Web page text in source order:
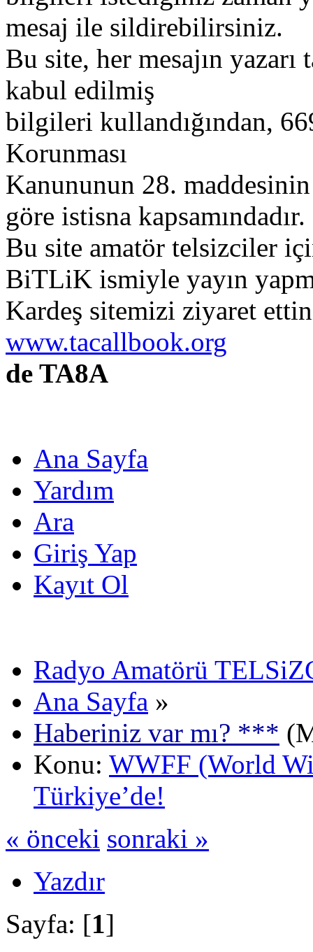
mesaj ile sildirebilirsiniz.
Bu site, her mesajın
kabul edilmiş
bilgileri kullandığından,
Korunması
Kanununun 28. maddesinin
göre istisna kapsamındadır.
Bu site amatör telsizciler
BiTLiK ismiyle yayın
Kardeş sitemizi ziyaret
www.tacallbook.org
de TA8A
Ana Sayfa
Yardım
Ara
Giriş Yap
Kayıt Ol
Radyo Amatörü
Ana Sayfa »
Haberiniz var mı? ***
Konu: WWFF (World
Türkiye’de!
« önceki sonraki »
Yazdır
Sayfa: [1]